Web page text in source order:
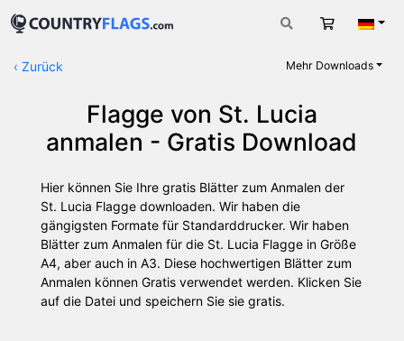
Warenkorb
‹ Zurück Mehr Downloads
Flagge von St. Lucia
anmalen - Gratis Download
Hier können Sie Ihre gratis Blätter zum Anmalen der
St. Lucia Flagge downloaden. Wir haben die
gängigsten Formate für Standarddrucker. Wir haben
Blätter zum Anmalen für die St. Lucia Flagge in Größe
A4, aber auch in A3. Diese hochwertigen Blätter zum
Anmalen können Gratis verwendet werden. Klicken Sie
auf die Datei und speichern Sie sie gratis.